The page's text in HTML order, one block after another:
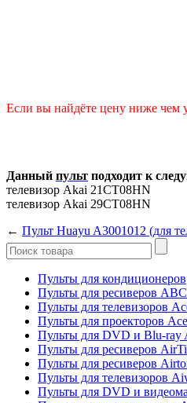
Если вы найдёте цену ниже чем
Данный пульт подходит к
телевизор Akai 21CT08HN
телевизор Akai 29CT08HN
← Пульт Huayu A3001012 (для
Пульты для кондиционеров
Пульты для ресиверов
Пульты для телевизоров
Пульты для проекторов
Пульты для DVD и Blu-ray
Пульты для ресиверов
Пульты для ресиверов
Пульты для телевизоров
Пульты для DVD и